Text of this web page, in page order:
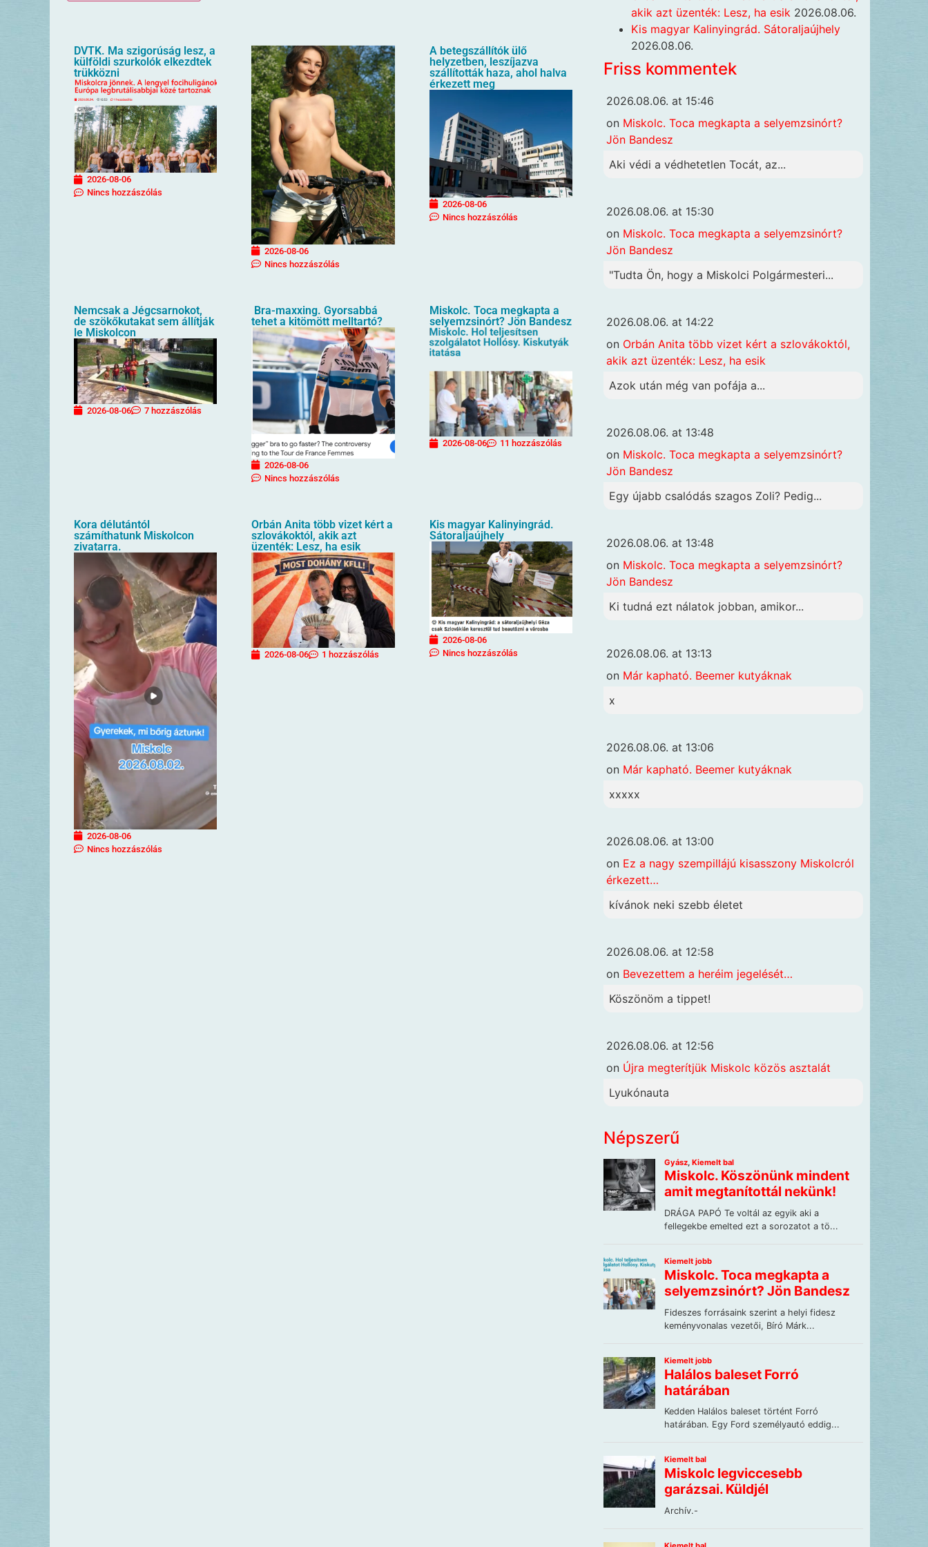
DVTK. Ma szigorúság lesz, a
külföldi szurkolók elkezdtek
trükközni
2026-08-06
Nincs hozzászólás
2026-08-06
Nincs hozzászólás
A betegszállítók ülő
helyzetben, leszíjazva
szállították haza, ahol halva
érkezett meg
2026-08-06
Nincs hozzászólás
Nemcsak a Jégcsarnokot,
de szökőkutakat sem állítják
le Miskolcon
2026-08-06 7 hozzászólás
Bra-maxxing. Gyorsabbá
tehet a kitömött melltartó?
2026-08-06
Nincs hozzászólás
Miskolc. Toca megkapta a
selyemzsinórt? Jön Bandesz
2026-08-06 11 hozzászólás
Kora délutántól
számíthatunk Miskolcon
zivatarra.
2026-08-06
Nincs hozzászólás
Orbán Anita több vizet kért a
szlovákoktól, akik azt
üzenték: Lesz, ha esik
2026-08-06 1 hozzászólás
Kis magyar Kalinyingrád.
Sátoraljaújhely
2026-08-06
Nincs hozzászólás
akik azt üzenték: Lesz, ha esik 2026.08.06.
Kis magyar Kalinyingrád. Sátoraljaújhely
2026.08.06.
Friss kommentek
2026.08.06. at 15:46
on Miskolc. Toca megkapta a selyemzsinórt?
Jön Bandesz
Aki védi a védhetetlen Tocát, az...
2026.08.06. at 15:30
on Miskolc. Toca megkapta a selyemzsinórt?
Jön Bandesz
"Tudta Ön, hogy a Miskolci Polgármesteri...
2026.08.06. at 14:22
on Orbán Anita több vizet kért a szlovákoktól,
akik azt üzenték: Lesz, ha esik
Azok után még van pofája a...
2026.08.06. at 13:48
on Miskolc. Toca megkapta a selyemzsinórt?
Jön Bandesz
Egy újabb csalódás szagos Zoli? Pedig...
2026.08.06. at 13:48
on Miskolc. Toca megkapta a selyemzsinórt?
Jön Bandesz
Ki tudná ezt nálatok jobban, amikor...
2026.08.06. at 13:13
on Már kapható. Beemer kutyáknak
x
2026.08.06. at 13:06
on Már kapható. Beemer kutyáknak
xxxxx
2026.08.06. at 13:00
on Ez a nagy szempillájú kisasszony Miskolcról
érkezett…
kívánok neki szebb életet
2026.08.06. at 12:58
on Bevezettem a heréim jegelését…
Köszönöm a tippet!
2026.08.06. at 12:56
on Újra megterítjük Miskolc közös asztalát
Lyukónauta
Népszerű